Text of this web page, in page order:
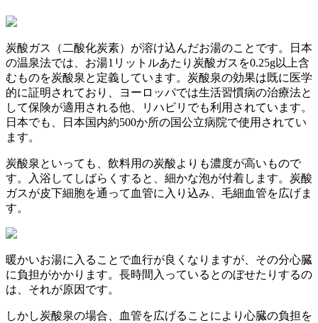
炭酸ガス（二酸化炭素）が溶け込んだお湯のことです。日本
の温泉法では、お湯1リットルあたり炭酸ガスを0.25g以上含
むものを炭酸泉と定義しています。炭酸泉の効果は既に医学
的に証明されており、ヨーロッパでは生活習慣病の治療法と
して保険が適用される他、リハビリでも利用されています。
日本でも、日本国内約500か所の国公立病院で使用されてい
ます。
炭酸泉といっても、飲料用の炭酸よりも濃度が高いもので
す。入浴してしばらくすると、細かな泡が付着します。炭酸
ガスが皮下細胞を通って血管に入り込み、毛細血管を広げま
す。
暖かいお湯に入ることで血行が良くなりますが、その分心臓
に負担がかかります。長時間入っているとのぼせたりするの
は、それが原因です。
しかし炭酸泉の場合、血管を広げることにより心臓の負担を